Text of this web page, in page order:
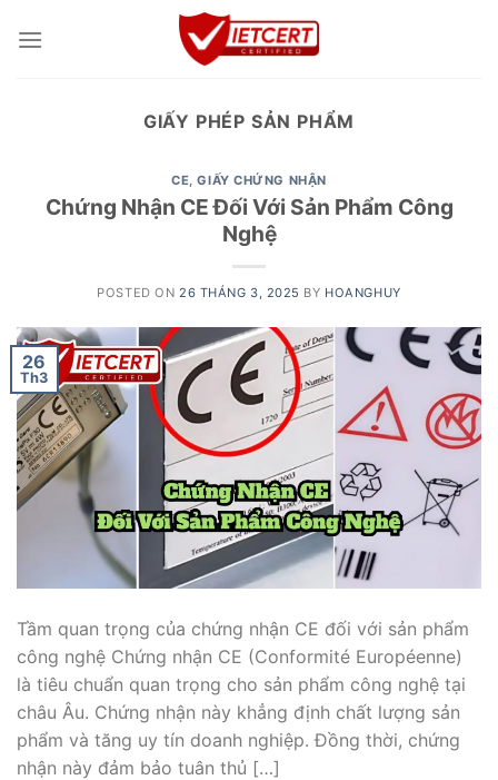
GIẤY PHÉP SẢN PHẨM
CE,GIẤY CHỨNG NHẬN
Chứng Nhận CE Đối Với Sản Phẩm Công
Nghệ
POSTED ON 26 THÁNG 3, 2025 BY HOANGHUY
26
Th3
Tầm quan trọng của chứng nhận CE đối với sản phẩm
công nghệ Chứng nhận CE (Conformité Européenne)
là tiêu chuẩn quan trọng cho sản phẩm công nghệ tại
châu Âu. Chứng nhận này khẳng định chất lượng sản
phẩm và tăng uy tín doanh nghiệp. Đồng thời, chứng
nhận này đảm bảo tuân thủ […]